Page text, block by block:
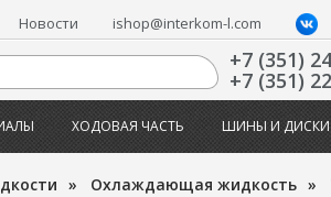
Новости ishop@interkom-l.com
+7 (351)
+7 (351)
ХОДОВАЯ ЧАСТЬ ШИНЫ И ДИСКИ
» Охлаждающая жидкость »